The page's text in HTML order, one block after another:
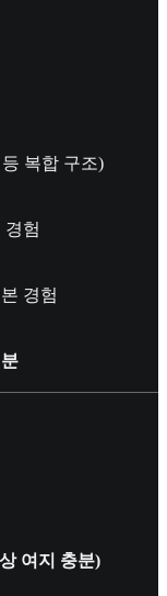
복합 구조)
경험
경험
여지 충분)